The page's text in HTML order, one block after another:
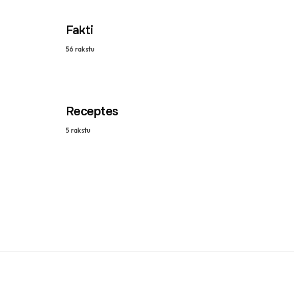
Fakti
56 rakstu
Receptes
5 rakstu